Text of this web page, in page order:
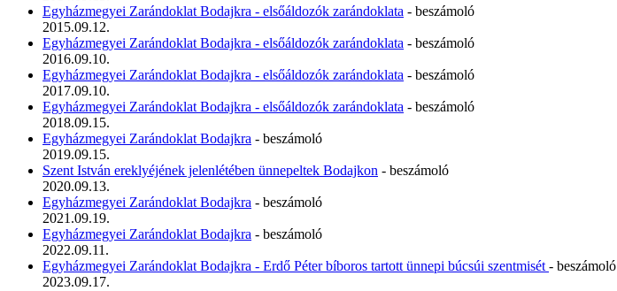
Egyházmegyei Zarándoklat Bodajkra - elsőáldozók zarándoklata - beszámoló
2015.09.12.
Egyházmegyei Zarándoklat Bodajkra - elsőáldozók zarándoklata - beszámoló
2016.09.10.
Egyházmegyei Zarándoklat Bodajkra - elsőáldozók zarándoklata - beszámoló
2017.09.10.
Egyházmegyei Zarándoklat Bodajkra - elsőáldozók zarándoklata - beszámoló
2018.09.15.
Egyházmegyei Zarándoklat Bodajkra - beszámoló
2019.09.15.
Szent István ereklyéjének jelenlétében ünnepeltek Bodajkon - beszámoló
2020.09.13.
Egyházmegyei Zarándoklat Bodajkra - beszámoló
2021.09.19.
Egyházmegyei Zarándoklat Bodajkra - beszámoló
2022.09.11.
Egyházmegyei Zarándoklat Bodajkra - Erdő Péter bíboros tartott ünnepi búcsúi szentmisét - beszámoló
2023.09.17.